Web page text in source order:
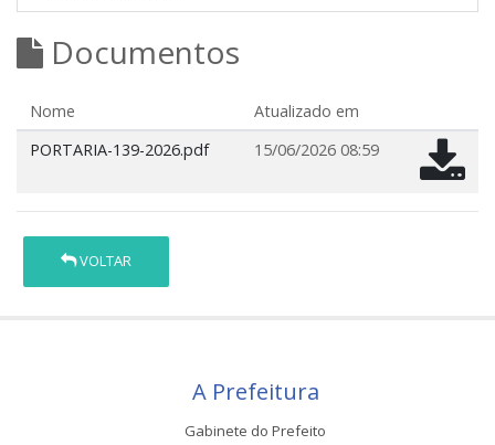
Documentos
Nome
Atualizado em
PORTARIA-139-2026.pdf
15/06/2026 08:59
VOLTAR
A Prefeitura
Gabinete do Prefeito